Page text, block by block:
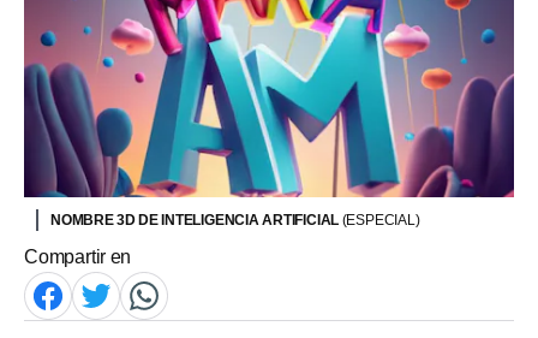
NOMBRE 3D DE INTELIGENCIA ARTIFICIAL (ESPECIAL)
Compartir en